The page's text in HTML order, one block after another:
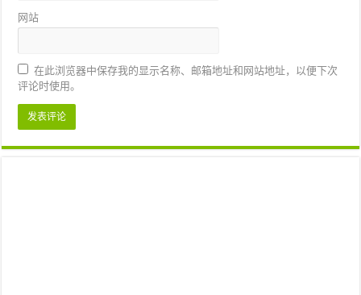
网站
在此浏览器中保存我的显示名称、邮箱地址和网站地址，以便下次
评论时使用。